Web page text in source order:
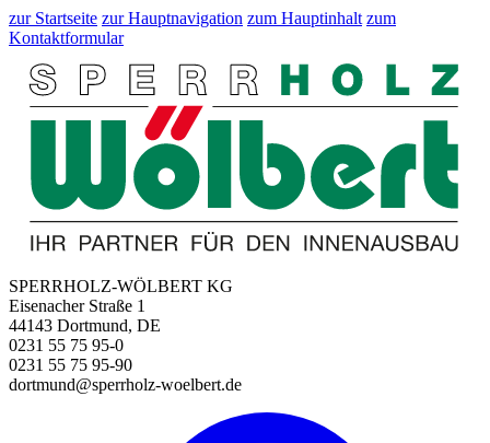
zur Startseite zur Hauptnavigation zum Hauptinhalt zum
Kontaktformular
SPERRHOLZ-WÖLBERT KG
Eisenacher Straße 1
44143 Dortmund, DE
0231 55 75 95-0
0231 55 75 95-90
dortmund@sperrholz-woelbert.de